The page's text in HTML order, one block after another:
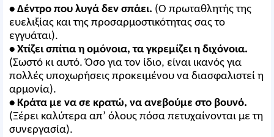
• Δέντρο που λυγά δεν σπάει. (Ο πρωταθλητής της
ευελιξίας και της προσαρμοστικότητας σας το
εγγυάται).
• Χτίζει σπίτια η ομόνοια, τα γκρεμίζει η διχόνοια.
(Σωστό κι αυτό. Όσο για τον ίδιο, είναι ικανός για
πολλές υποχωρήσεις προκειμένου να διασφαλιστεί η
αρμονία).
• Κράτα με να σε κρατώ, να ανεβούμε στο βουνό.
(Ξέρει καλύτερα απ’ όλους πόσα πετυχαίνονται με τη
συνεργασία).